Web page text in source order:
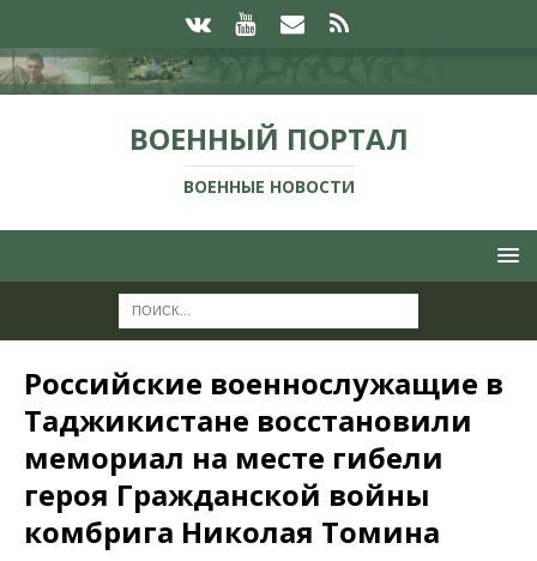
ВОЕННЫЙ ПОРТАЛ
ВОЕННЫЕ НОВОСТИ
Российские военнослужащие в
Таджикистане восстановили
мемориал на месте гибели
героя Гражданской войны
комбрига Николая Томина